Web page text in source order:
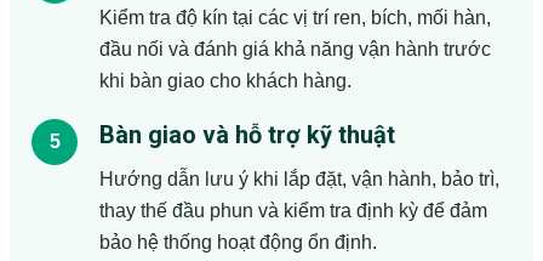
Kiểm tra độ kín tại các vị trí ren, bích, mối hàn,
đầu nối và đánh giá khả năng vận hành trước
khi bàn giao cho khách hàng.
Bàn giao và hỗ trợ kỹ thuật
Hướng dẫn lưu ý khi lắp đặt, vận hành, bảo trì,
thay thế đầu phun và kiểm tra định kỳ để đảm
bảo hệ thống hoạt động ổn định.